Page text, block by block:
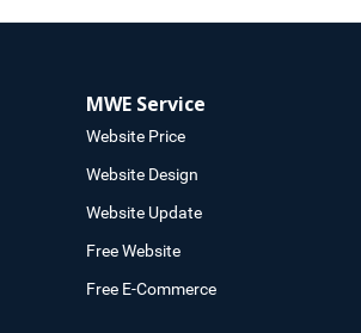
MWE Service
Website Price
Website Design
Website Update
Free Website
Free E-Commerce